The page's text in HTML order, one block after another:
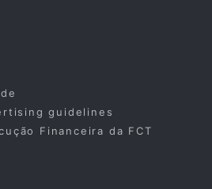
guidelines
Financeira da FCT